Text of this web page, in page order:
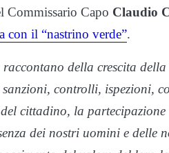
Commissario Capo Claudio
con il “nastrino verde”.
della crescita
sanzioni, controlli, ispezioni,
cittadino, la
dei nostri uomini e delle